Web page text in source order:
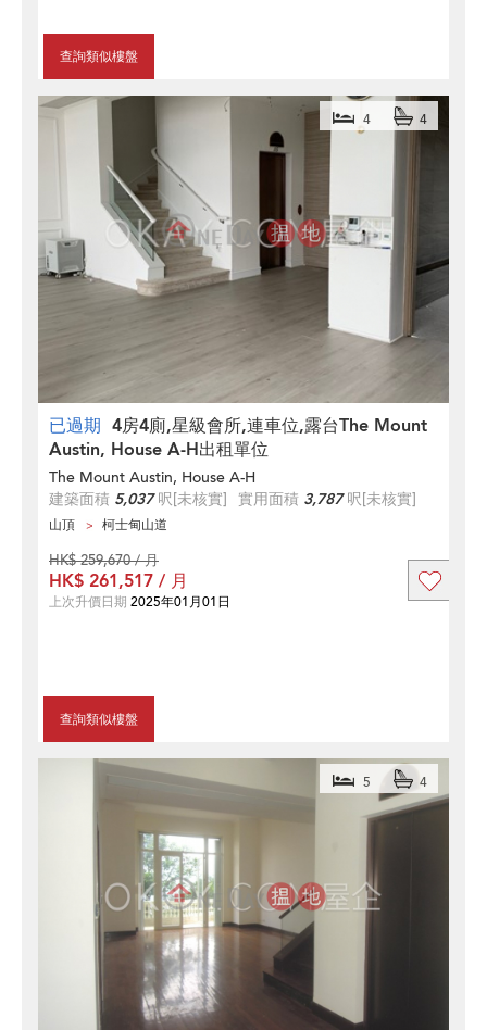
查詢類似樓盤
已過期 4房4廁,星級會所,連車位,露台The Mount
Austin, House A-H出租單位
4 4
The Mount Austin, House A-H
建築面積 5,037呎[未核實] 實用面積 3,787呎[未核實]
山頂 柯士甸山道
查詢類似樓盤
HK$ 259,670 / 月
HK$ 261,517 / 月
上次升價日期 2025年01月01日
5 4